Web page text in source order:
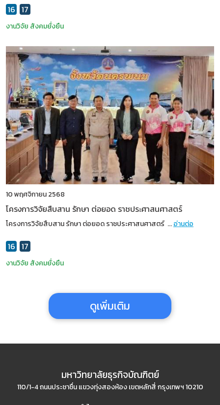
16 17
งานวิจัย สังคมยั่งยืน
10 พฤศจิกายน 2568
โครงการวิจัยสืบสาน รักษา ต่อยอด ราชประศาสนศาสตร์
โครงการวิจัยสืบสาน รักษา ต่อยอด ราชประศาสนศาสตร์ ...อ่านต่อ
16 17
งานวิจัย สังคมยั่งยืน
ดูเพิ่มเติม
มหาวิทยาลัยธุรกิจบัณฑิตย์
110/1-4 ถนนประชาชื่น แขวงทุ่งสองห้อง เขตหลักสี่ กรุงเทพฯ 10210